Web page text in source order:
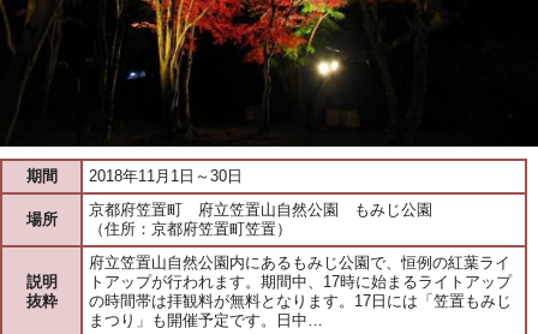
期間 2018年11月1日～30日
場所
京都府笠置町 府立笠置山自然公園 もみじ公園
（住所：京都府笠置町笠置）
説明
抜粋
府立笠置山自然公園内にあるもみじ公園で、恒例の紅葉ライ
トアップが行われます。期間中、17時に始まるライトアップ
の時間帯は拝観料が無料となります。17日には「笠置もみじ
まつり」も開催予定です。日中…